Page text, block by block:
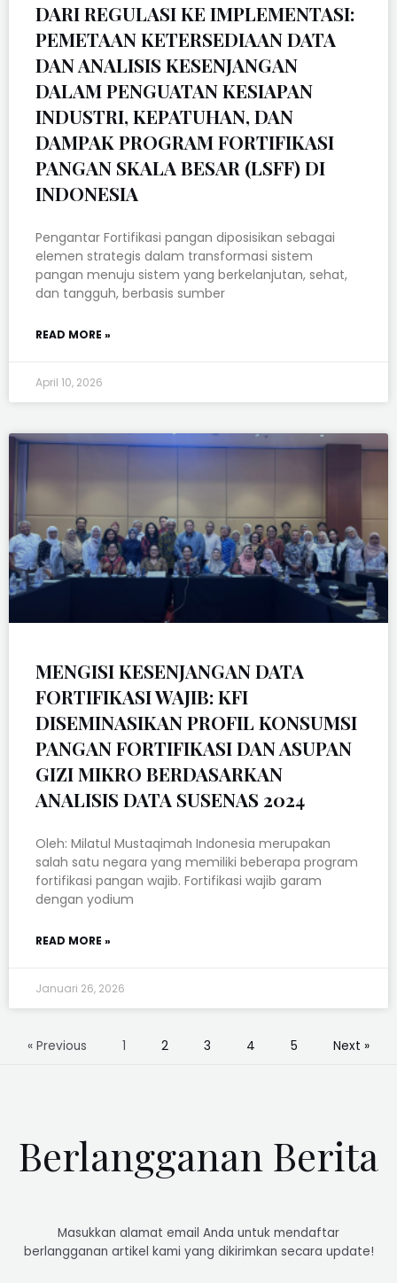
DARI REGULASI KE IMPLEMENTASI:
PEMETAAN KETERSEDIAAN DATA
DAN ANALISIS KESENJANGAN
DALAM PENGUATAN KESIAPAN
INDUSTRI, KEPATUHAN, DAN
DAMPAK PROGRAM FORTIFIKASI
PANGAN SKALA BESAR (LSFF) DI
INDONESIA
Pengantar Fortifikasi pangan diposisikan sebagai
elemen strategis dalam transformasi sistem
pangan menuju sistem yang berkelanjutan, sehat,
dan tangguh, berbasis sumber
READ MORE »
April 10, 2026
MENGISI KESENJANGAN DATA
FORTIFIKASI WAJIB: KFI
DISEMINASIKAN PROFIL KONSUMSI
PANGAN FORTIFIKASI DAN ASUPAN
GIZI MIKRO BERDASARKAN
ANALISIS DATA SUSENAS 2024
Oleh: Milatul Mustaqimah Indonesia merupakan
salah satu negara yang memiliki beberapa program
fortifikasi pangan wajib. Fortifikasi wajib garam
dengan yodium
READ MORE »
Januari 26, 2026
« Previous 1 2 3 4 5 Next »
Berlangganan Berita
Masukkan alamat email Anda untuk mendaftar
berlangganan artikel kami yang dikirimkan secara update!